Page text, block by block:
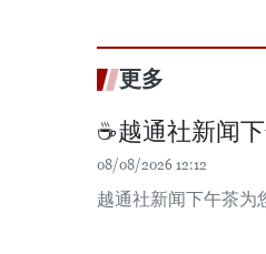
更多
☕️越通社新闻
08/08/2026 12:12
越通社新闻下午茶为